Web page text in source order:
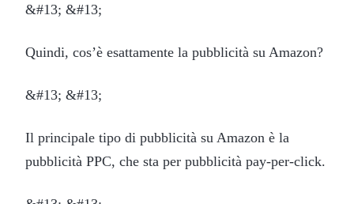
&#13; &#13;
Quindi, cos’è esattamente la pubblicità su Amazon?
&#13; &#13;
Il principale tipo di pubblicità su Amazon è la
pubblicità PPC, che sta per pubblicità pay-per-click.